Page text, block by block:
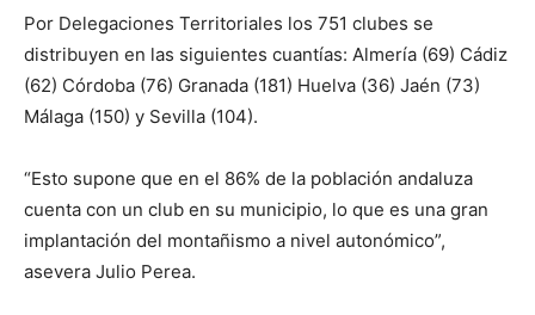
Por Delegaciones Territoriales los 751 clubes se
distribuyen en las siguientes cuantías: Almería (69) Cádiz
(62) Córdoba (76) Granada (181) Huelva (36) Jaén (73)
Málaga (150) y Sevilla (104).
“Esto supone que en el 86% de la población andaluza
cuenta con un club en su municipio, lo que es una gran
implantación del montañismo a nivel autonómico”,
asevera Julio Perea.